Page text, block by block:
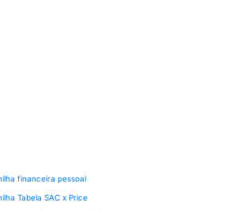
financeira pessoal
Tabela SAC x Price